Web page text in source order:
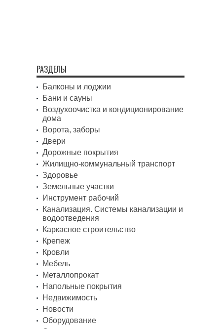
РАЗДЕЛЫ
Балконы и лоджии
Бани и сауны
Воздухоочистка и кондиционирование
дома
Ворота, заборы
Двери
Дорожные покрытия
Жилищно-коммунальный транспорт
Здоровье
Земельные участки
Инструмент рабочий
Канализация. Системы канализации и
водоотведения
Каркасное строительство
Крепеж
Кровли
Мебель
Металлопрокат
Напольные покрытия
Недвижимость
Новости
Оборудование